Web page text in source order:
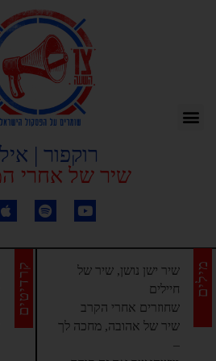
רוקפור |
שיר של אחרי
מילים קרדיטים
שיר ישן נושן, שיר של
חיילים
שחוזרים אחרי הקרב
שיר של אהובה, מחכה לך
–